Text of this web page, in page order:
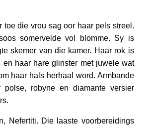
toe die vrou sag oor haar pels streel.
somervelde vol blomme. Sy is
skemer van die kamer. Haar rok is
en haar hare glinster met juwele wat
haar hals herhaal word. Armbande
polse, robyne en diamante versier
Nefertiti. Die laaste voorbereidings